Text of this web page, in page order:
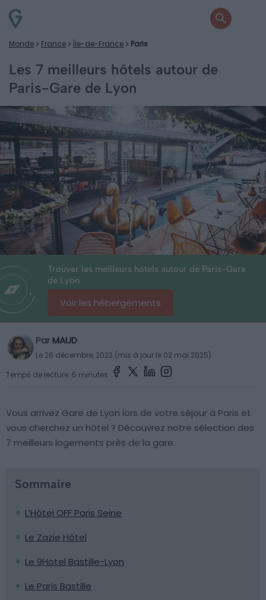
Monde France Île-de-France Paris
Les 7 meilleurs hôtels autour de
Paris-Gare de Lyon
Trouver les meilleurs hôtels autour de Paris-Gare
de Lyon
Voir les hébergements
Par MAUD
Le 26 décembre, 2023 (mis à jour le 02 mai 2025)
Temps de lecture: 5 minutes
Vous arrivez Gare de Lyon lors de votre séjour à Paris et
vous cherchez un hôtel ? Découvrez notre sélection des
7 meilleurs logements près de la gare.
Sommaire
L’Hôtel OFF Paris Seine
Le Zazie Hôtel
Le 9Hotel Bastille-Lyon
Le Paris Bastille